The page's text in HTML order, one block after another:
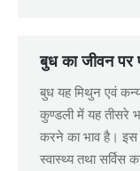
बुध का जीवन पर
बुध यह मिथुन एवं
कुण्डली में यह तीसरे
करने का भाव है। इस
स्वास्थ्य तथा